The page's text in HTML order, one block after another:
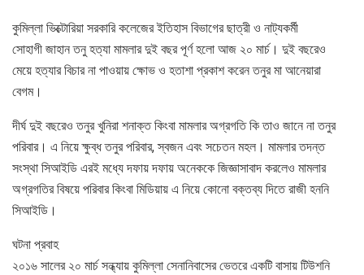
কুমিল্লা ভিক্টোরিয়া সরকারি কলেজের ইতিহাস বিভাগের ছাত্রী ও নাট্যকর্মী
সোহাগী জাহান তনু হত্যা মামলার দুই বছর পূর্ণ হলো আজ ২০ মার্চ। দুই বছরেও
মেয়ে হত্যার বিচার না পাওয়ায় ক্ষোভ ও হতাশা প্রকাশ করেন তনুর মা আনেয়ারা
বেগম।
দীর্ঘ দুই বছরেও তনুর খুনিরা শনাক্ত কিংবা মামলার অগ্রগতি কি তাও জানে না তনুর
পরিবার। এ নিয়ে ক্ষুব্ধ তনুর পরিবার, স্বজন এবং সচেতন মহল। মামলার তদন্ত
সংস্থা সিআইডি এরই মধ্যে দফায় দফায় অনেককে জিজ্ঞাসাবাদ করলেও মামলার
অগ্রগতির বিষয়ে পরিবার কিংবা মিডিয়ায় এ নিয়ে কোনো বক্তব্য দিতে রাজী হননি
সিআইডি।
ঘটনা প্রবাহ
২০১৬ সালের ২০ মার্চ সন্ধ্যায় কুমিল্লা সেনানিবাসের ভেতরে একটি বাসায় টিউশনি